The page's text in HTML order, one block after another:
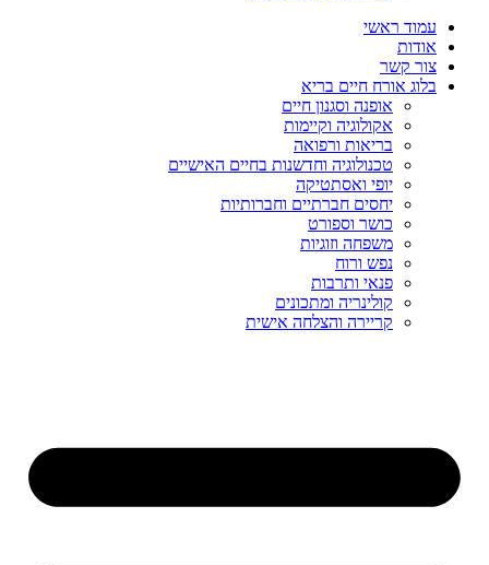
עמוד ראשי
אודות
צור קשר
בלוג אורח חיים בריא
אופנה וסגנון חיים
אקולוגיה וקיימות
בריאות ורפואה
טכנולוגיה וחדשנות בחיים האישיים
יופי ואסתטיקה
יחסים חברתיים וחברותיות
כושר וספורט
משפחה וזוגיות
נפש ורוח
פנאי ותרבות
קולינריה ומתכונים
קריירה והצלחה אישית